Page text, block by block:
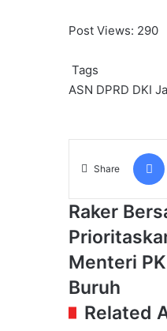
Post Views: 290
Tags
ASN DPRD DKI
Share
Raker
Bersama
Komisi
V
DPR,
Menteri
PKP
Maruarar
Raker
Menteri
Maruarar
Sirait
Serahkan
Menteri
Buruh
Related